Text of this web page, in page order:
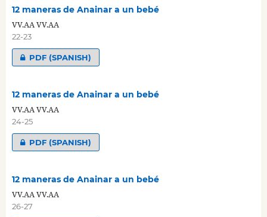
12 maneras de Anainar a un bebé
VV.AA VV.AA
22-23
PDF (SPANISH)
12 maneras de Anainar a un bebé
VV.AA VV.AA
24-25
PDF (SPANISH)
12 maneras de Anainar a un bebé
VV.AA VV.AA
26-27